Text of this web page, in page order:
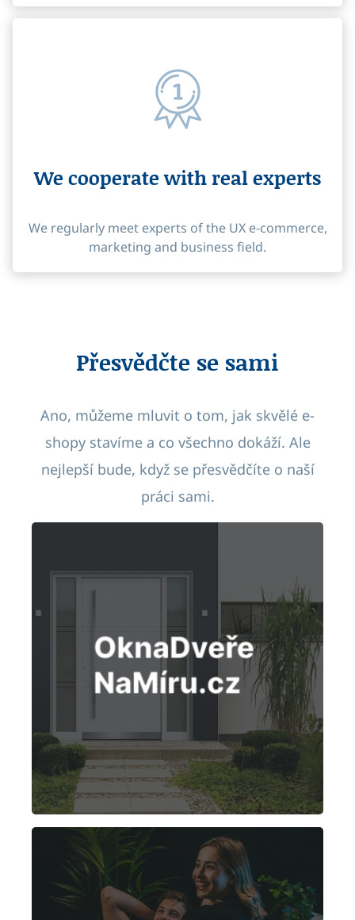
We cooperate with real experts
We regularly meet experts of the UX e-commerce,
marketing and business field.
Přesvědčte se sami
Ano, můžeme mluvit o tom, jak skvělé e-
shopy stavíme a co všechno dokáží. Ale
nejlepší bude, když se přesvědčíte o naší
práci sami.